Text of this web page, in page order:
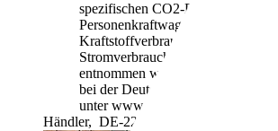
spezifischen CO2-Emissionen neuer
Personenkraftwagen können dem
Kraftstoffverbrauch, die CO2-
Stromverbrauch neuer
entnommen werden, der an allen
bei der Deutschen Automobil
unter www.dat.de unentgeltlich
Händler, DE-22525 Hamburg